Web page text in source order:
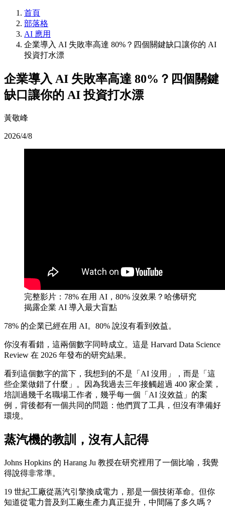
首頁
部落格
AI 應用
企業導入 AI 失敗率高達 80%？四個關鍵缺口讓你的 AI
投資打水漂
企業導入 AI 失敗率高達 80%？四個關鍵
缺口讓你的 AI 投資打水漂
黃敬峰
2026/4/8
完整影片：78% 在用 AI，80% 沒效果？哈佛研究
揭露企業 AI 導入最大盲點
78% 的企業已經在用 AI。80% 說沒有看到效益。
你沒有看錯，這兩個數字同時成立。這是 Harvard Data Science
Review 在 2026 年發布的研究結果。
看到這個數字的當下，我想到的不是「AI 沒用」，而是「這
些企業做錯了什麼」。因為我過去三年接觸超過 400 家企業，
培訓過幾千名職場工作者，幾乎每一個「AI 沒效益」的案
例，背後都有一個共同的問題：他們買了工具，但沒有準備好
環境。
蒸汽機的教訓，沒有人記得
Johns Hopkins 的 Harang Ju 教授在研究裡用了一個比喻，我覺
得說得非常準。
19 世紀工廠從蒸汽引擎換成電力，那是一個技術革命。但你
知道從電力普及到工廠生產力真正提升，中間隔了多久嗎？